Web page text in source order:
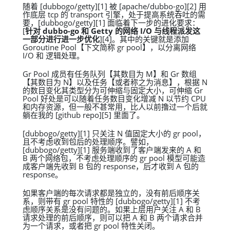
随着 [dubbogo/getty][1] 被 [apache/dubbo-go][2] 用
作底层 tcp 的 transport 引擎，处于提高系统吞吐的需
要，[dubbogo/getty][1] 面临着下一步的进化要求：
[针对 dubbo-go 和 Getty 的网络 I/O 与线程派发这
一部分进行进一步优化][4]。其中的关键就是添加
Goroutine Pool【下文简称 gr pool】，以分离网络
I/O 和 逻辑处理。
Gr Pool 成员有任务队列【其数目为 M】和 Gr 数组
【其数目为 N】以及任务【或者称之为消息】，根据 N
的数目变化其类型分为可伸缩与固定大小，可伸缩 Gr
Pool 好处是可以随着任务数目变化增减 N 以节约 CPU
和内存资源，但一般不甚常用，比人以前撸过一个后就
躺在我的 [github repo][5] 里面了。
[dubbogo/getty][1] 只关注 N 值固定大小的 gr pool，
且不考虑收到包后的处理顺序。譬如，
[dubbogo/getty][1] 服务端收到了客户端发来的 A 和
B 两个网络包，不考虑处理顺序的 gr pool 模型可能造
成客户端先收到 B 包的 response，后才收到 A 包的
response。
如果客户端的每次请求都是独立的，没有前后顺序关
系，则带有 gr pool 特性的 [dubbogo/getty][1] 不考
虑顺序关系是没有问题的。如果上层用户关注 A 和 B
请求处理的前后顺序，则可以把 A 和 B 两个请求合并
为一个请求，或者把 gr pool 特性关闭。